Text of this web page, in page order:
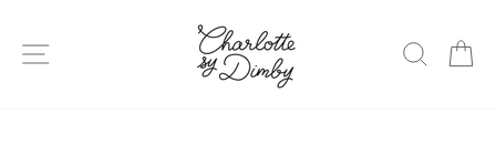
contenu
NAVIGATION DU SITE